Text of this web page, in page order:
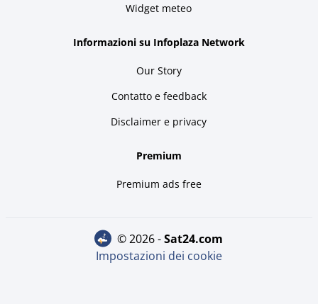
Widget meteo
Informazioni su Infoplaza Network
Our Story
Contatto e feedback
Disclaimer e privacy
Premium
Premium ads free
© 2026 - sat24.com
Impostazioni dei cookie